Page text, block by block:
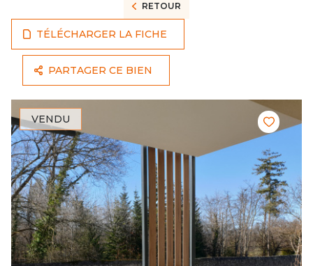
RETOUR
TÉLÉCHARGER LA FICHE
PARTAGER CE BIEN
VENDU